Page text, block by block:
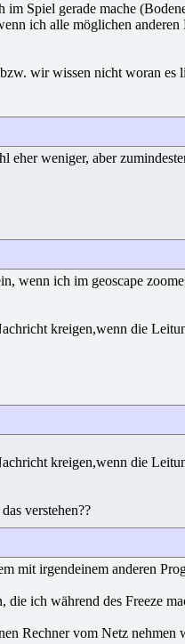
im Spiel gerade mache
ich alle möglichen
wir wissen nicht woran es
weniger, aber
wenn ich im geoscape
kreigen,wenn die
kreigen,wenn die
verstehen??
mit irgendeinem anderen
die ich während des Freeze
Rechner vom Netz nehmen